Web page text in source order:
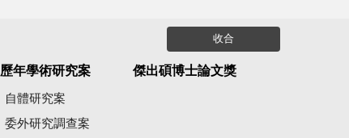
收合
歷年學術研究案
自體研究案
委外研究調查案
傑出碩博士論文獎